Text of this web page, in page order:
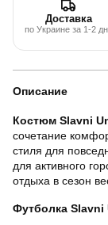
Доставка
по Украине за 1-2
Описание
Костюм Slavni
сочетание
стиля для
для активного
отдыха в сезон
Футболка Slavni